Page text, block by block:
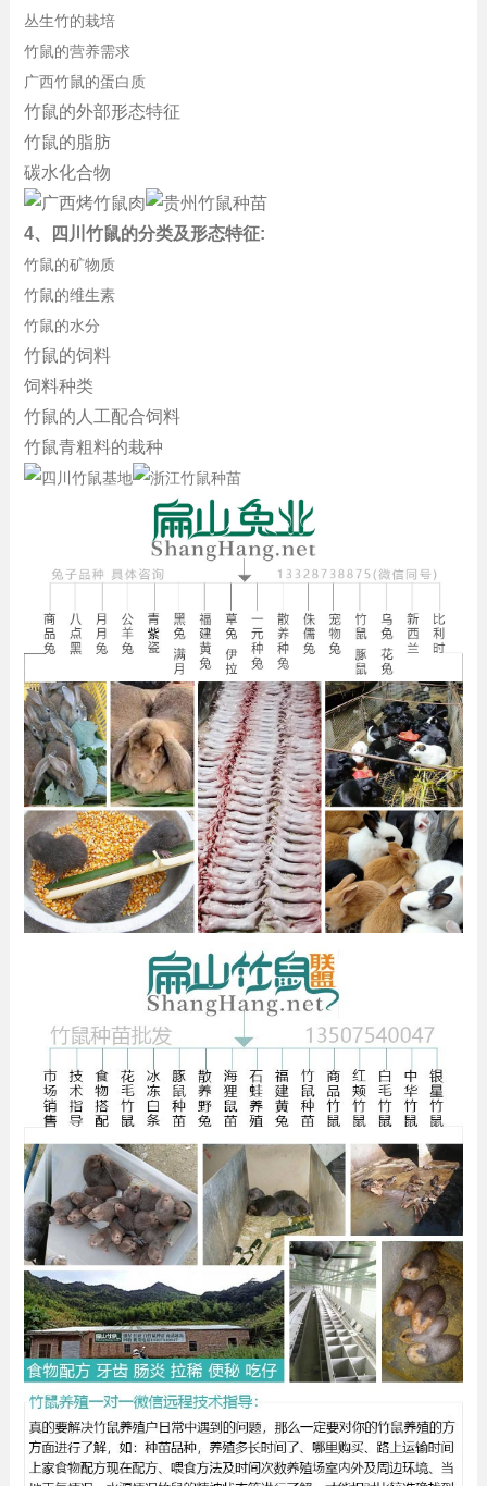
丛生竹的栽培
竹鼠的营养需求
广西竹鼠的蛋白质
竹鼠的外部形态特征
竹鼠的脂肪
碳水化合物
4、四川竹鼠的分类及形态特征:
竹鼠的矿物质
竹鼠的维生素
竹鼠的水分
竹鼠的饲料
饲料种类
竹鼠的人工配合饲料
竹鼠青粗料的栽种